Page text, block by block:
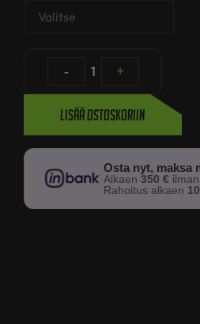
- 1 +
Lisää ostoskoriin
Osta nyt, maksa
Alkaen350 €
Rahoitus alkaen